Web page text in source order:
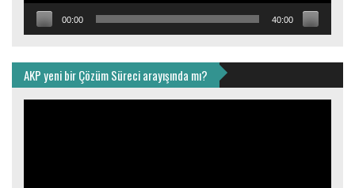
00:00 40:00
AKP yeni bir Çözüm Süreci arayışında mı?